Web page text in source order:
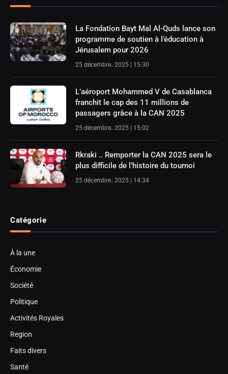
La Fondation Bayt Mal Al-Quds lance son
programme de soutien à l’éducation à
Jérusalem pour 2026
25 décembre، 2025 | 15:30
L’aéroport Mohammed V de Casablanca
franchit le cap des 11 millions de
passagers grâce à la CAN 2025
25 décembre، 2025 | 15:02
Rkraki .. Remporter la CAN 2025 sera le
plus difficile de l’histoire du tournoi
25 décembre، 2025 | 14:34
Catégorie
À la une
Économie
Société
Politique
Activités Royales
Region
Faits divers
Santé